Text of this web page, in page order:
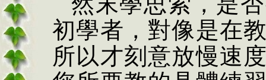
初學者，對像是在
所以才刻意放慢速